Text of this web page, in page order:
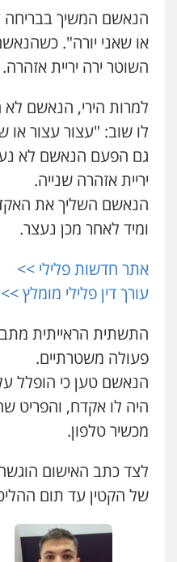
עו"ד
0547342002
עו"ד אלון
כלכלי
עו"ד זוהר
פלילי פשיעה
0538788878
הנאשם המשיך
או שאני יורה".
השוטר ירה יריית אזהרה.
למרות הירי, הנאשם
לו שוב: "עצור עצור או
גם הפעם הנאשם לא
יריית אזהרה שנייה.
הנאשם השליך את
ומיד לאחר מכן נעצר.
אתר חדשות פלילי >>
עורך דין פלילי מומלץ >>
התשתית הראייתית
פעולה משטרתיים.
הנאשם טען כי הופלל
היה לו אקדח, והפריט
מכשיר טלפון.
לצד כתב האישום
של הקטין עד תום
שני
פלילי עורכי
עו"ד אייל
פלילי פשיעה
עו"ד רונן
כבריאן,
פלילי
מנשה,
פלילי
עורכי דין
0546470989